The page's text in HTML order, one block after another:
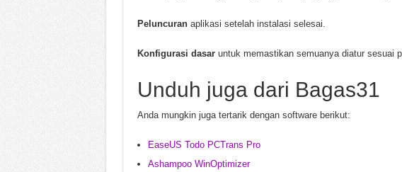
Peluncuranaplikasi setelah instalasi selesai.
Konfigurasi dasaruntuk memastikan semuanya diatur sesuai
Unduh juga dari Bagas31
Anda mungkin juga tertarik dengan software berikut:
EaseUS Todo PCTrans Pro
Ashampoo WinOptimizer